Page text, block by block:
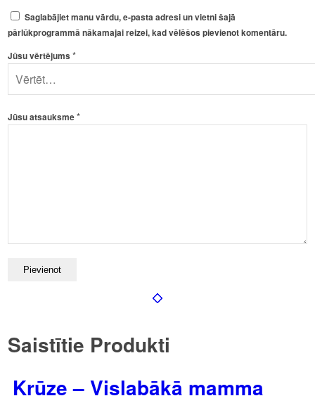
Saglabājiet manu vārdu, e-pasta adresi un vietni šajā
pārlūkprogrammā nākamajai reizei, kad vēlēšos pievienot komentāru.
Jūsu vērtējums*
Jūsu atsauksme*
Saistītie Produkti
Krūze – Vislabākā mamma